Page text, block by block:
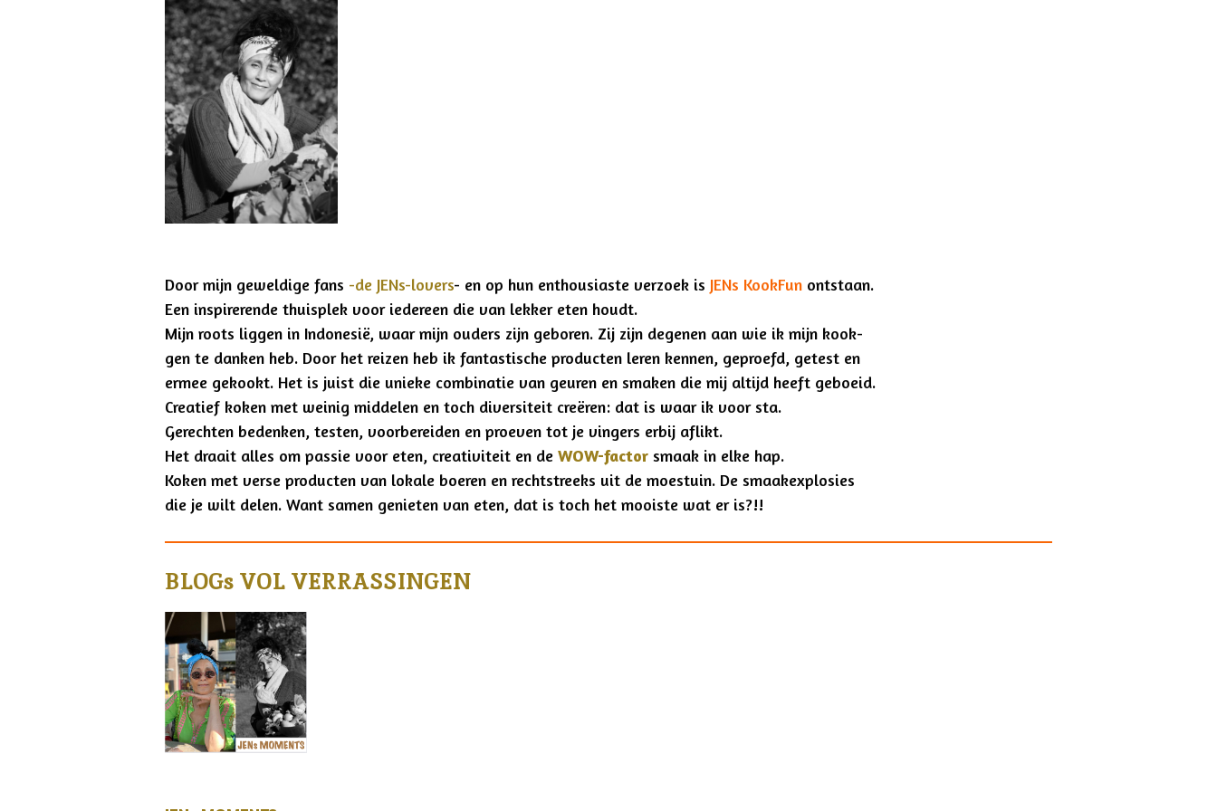
Door mijn geweldige fans -de JENs-lovers- en op hun enthousiaste verzoek is JENs KookFun ontstaan.
Een inspirerende thuisplek voor iedereen die van lekker eten houdt.
Mijn roots liggen in Indonesië, waar mijn ouders zijn geboren. Zij zijn degenen aan wie ik mijn kook-
gen te danken heb. Door het reizen heb ik fantastische producten leren kennen, geproefd, getest en
ermee gekookt. Het is juist die unieke combinatie van geuren en smaken die mij altijd heeft geboeid.
Creatief koken met weinig middelen en toch diversiteit creëren: dat is waar ik voor sta.
Gerechten bedenken, testen, voorbereiden en proeven tot je vingers erbij aflikt.
Het draait alles om passie voor eten, creativiteit en de WOW-factor smaak in elke hap.
Koken met verse producten van lokale boeren en rechtstreeks uit de moestuin. De smaakexplosies
die je wilt delen. Want samen genieten van eten, dat is toch het mooiste wat er is?!!
BLOGs VOL VERRASSINGEN